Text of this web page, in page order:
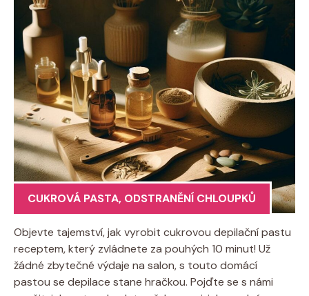
CUKROVÁ PASTA, ODSTRANĚNÍ CHLOUPKŮ
Objevte tajemství, jak vyrobit cukrovou depilační pastu
receptem, který zvládnete za pouhých 10 minut! Už
žádné zbytečné výdaje na salon, s touto domácí
pastou se depilace stane hračkou. Pojďte se s námi